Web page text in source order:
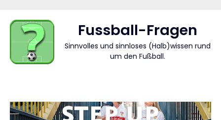
content
Fussball-Fragen
Sinnvolles und sinnloses (Halb)wissen rund
um den Fußball.